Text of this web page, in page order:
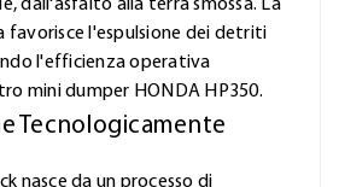
dall'asfalto alla terra smossa. La
l'espulsione dei detriti
l'efficienza operativa
mini dumper HONDA HP350.
Tecnologicamente
nasce da un processo di